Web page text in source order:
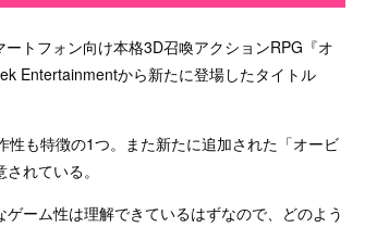
トフォン向け本格3D召喚アクションRPG『オ
Entertainmentから新たに登場したタイトル
も特徴の1つ。また新たに追加された「オービ
れている。
ーム性は理解できているはずなので、どのよう